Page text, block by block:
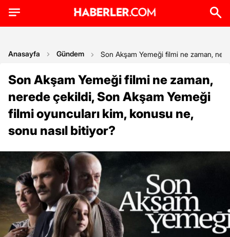
Anasayfa Gündem Son Akşam Yemeği filmi ne zaman,
Son Akşam Yemeği filmi ne zaman,
nerede çekildi, Son Akşam Yemeği
filmi oyuncuları kim, konusu ne,
sonu nasıl bitiyor?